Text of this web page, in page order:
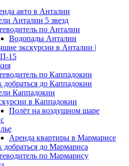
авто в Анталии
Анталии 5 звезд
по Анталии
Водопады Анталии
экскурсии в Анталии |
15
по Каппадокии
добраться до Каппадокии
Каппадокии
в Каппадокии
Полёт на воздушном шаре
Аренда квартиры в Мармарисе
добраться до Мармариса
по Мармарису